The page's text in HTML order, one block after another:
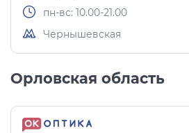
пн-вс: 10.00-21.00
Чернышевская
Орловская область